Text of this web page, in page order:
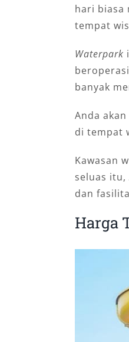
hari biasa
tempat
Waterpark
banyak
Anda
di tempat
Kawasan
seluas
dan
Harga